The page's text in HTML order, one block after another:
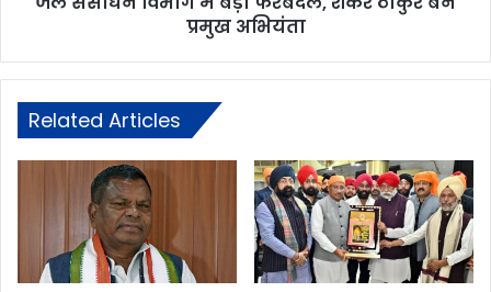
प्रमुख अभियंता
Related Articles